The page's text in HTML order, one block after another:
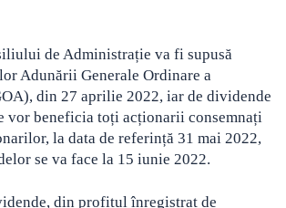
de Administrație va fi supusă
Adunării Generale Ordinare a
din 27 aprilie 2022, iar de dividende
vor beneficia toți acționarii consemnați
la data de referință 31 mai 2022,
se va face la 15 iunie 2022.
din profitul înregistrat de